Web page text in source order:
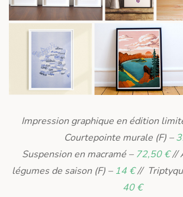
Impression graphique en édition
Courtepointe murale (F) –
Suspension en macramé – 72,50 €//
légumes de saison (F) – 14 €//
40 €